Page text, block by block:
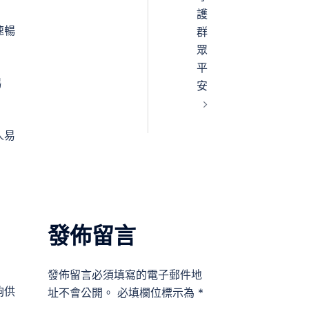
暢
易
供
護
群
眾
平
安
發佈留言
發佈留言必須填寫的電子郵件地
址不會公開。 必填欄位標示為 *